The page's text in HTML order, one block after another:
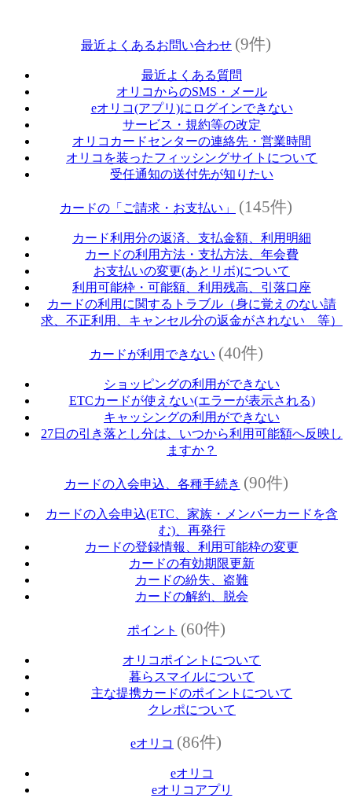
最近よくあるお問い合わせ (9件)
最近よくある質問
オリコからのSMS・メール
eオリコ(アプリ)にログインできない
サービス・規約等の改定
オリコカードセンターの連絡先・営業時間
オリコを装ったフィッシングサイトについて
受任通知の送付先が知りたい
カードの「ご請求・お支払い」 (145件)
カード利用分の返済、支払金額、利用明細
カードの利用方法・支払方法、年会費
お支払いの変更(あとリボ)について
利用可能枠・可能額、利用残高、引落口座
カードの利用に関するトラブル（身に覚えのない請
求、不正利用、キャンセル分の返金がされない 等）
カードが利用できない (40件)
ショッピングの利用ができない
ETCカードが使えない(エラーが表示される)
キャッシングの利用ができない
27日の引き落とし分は、いつから利用可能額へ反映し
ますか？
カードの入会申込、各種手続き (90件)
カードの入会申込(ETC、家族・メンバーカードを含
む)、再発行
カードの登録情報、利用可能枠の変更
カードの有効期限更新
カードの紛失、盗難
カードの解約、脱会
ポイント (60件)
オリコポイントについて
暮らスマイルについて
主な提携カードのポイントについて
クレポについて
eオリコ (86件)
eオリコ
eオリコアプリ